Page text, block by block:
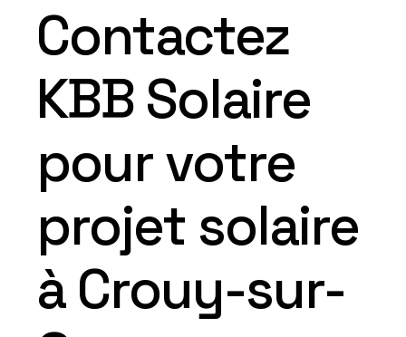
Contactez
KBB Solaire
pour votre
projet solaire
à Crouy-sur-